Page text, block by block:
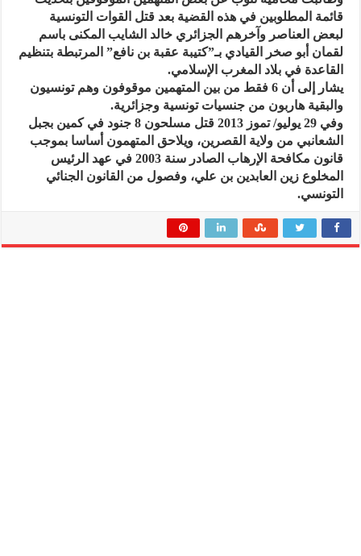
قائمة المطلوبين في هذه القضية بعد قتل القوات التونسية
لبعض العناصر وآخرهم الجزائري خالد الشايب المكنى باسم
لقمان أبو صخر القيادي بـ”كتيبة عقبة بن نافع” المرتبطة بتنظيم
القاعدة في بلاد المغرب الإسلامي.
يشار إلى أن 6 فقط من بين المتهمين موقوفون وهم تونسيون
والبقية هاربون من جنسيات تونسية وجزائرية.
وفي 29 يوليو/ تموز 2013 قتل مسلحون 8 جنود في كمين بجبل
الشعانبي من ولاية القصرين، ويلاحق المتهمون أساسا بموجب
قانون مكافحة الإرهاب الصادر سنة 2003 في عهد الرئيس
المخلوع زين العابدين بن علي، وفصول من القانون الجنائي
التونسي.